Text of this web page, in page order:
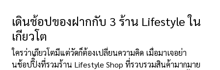
เดินช้อปของฝากกับ 3 ร้าน Lifestyle ใน
เกียวโต
ใครว่าเกียวโตมีแต่วัดก็ต้องเปลี่ยนความคิด เมื่อมาเจอย่า
นช้อปปิิ้งที่รวมร้าน Lifestyle Shop ที่รวบรวมสินค้ามากมาย